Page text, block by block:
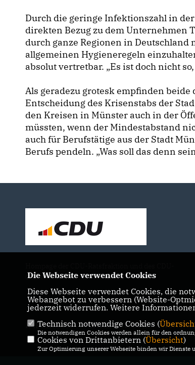
Durch die geringe Infektionszahl in
direkten Bezug zu dem Unternehmen
durch ganze Regionen in
allgemeinen Hygieneregeln
absolut vertretbar. „Es ist doch nicht
Als geradezu grotesk empfinden
Entscheidung des Krisenstabs der
den Kreisen in Münster auch in der
müssten, wenn der Mindestabstand
auch für Berufstätige aus der Stadt
Berufs pendeln. „Was soll das denn
Gemeindeverbands Wadersloh
IMPRESSUM DATENSCHUTZ
Die Webseite verwendet Cookies
Diese Webseite verwendet Cookies, die
Webangebot zu verbessern (Website-
jederzeit widerrufen. Weitere
Technisch notwendige Cookies (
Die notwendigen Cookies werden allein für den
Cookies von Drittanbietern (Übersicht)
Zur Optimierung unserer Webseite binden wir Dienste